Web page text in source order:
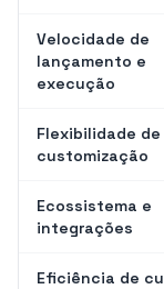
Velocidade de
lançamento e
execução
Flexibilidade de
customização
Ecossistema e
integrações
Eficiência de